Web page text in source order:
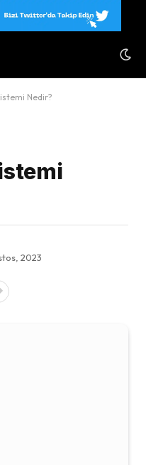
Nedir?
2023